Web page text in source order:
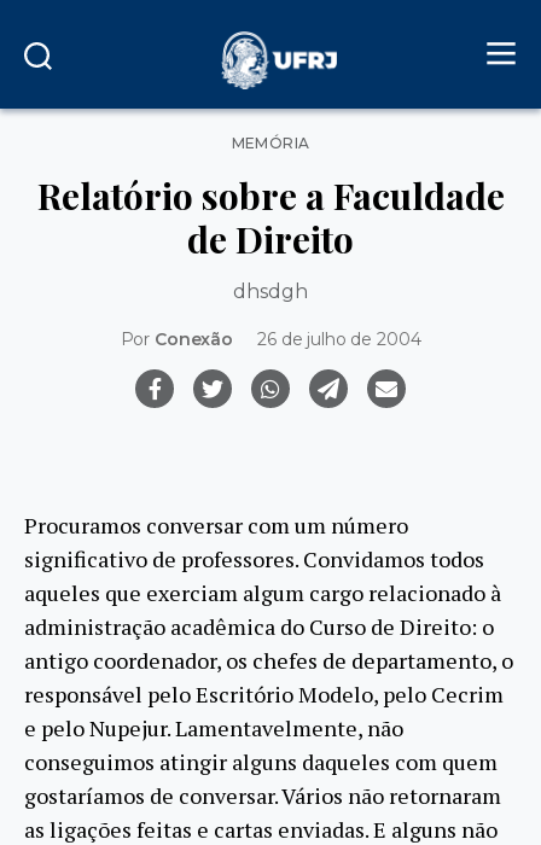
Categorias
MEMÓRIA
Relatório sobre a Faculdade
de Direito
dhsdgh
Por Conexão 26 de julho de 2004
Procuramos conversar com um número
significativo de professores. Convidamos todos
aqueles que exerciam algum cargo relacionado à
administração acadêmica do Curso de Direito: o
antigo coordenador, os chefes de departamento, o
responsável pelo Escritório Modelo, pelo Cecrim
e pelo Nupejur. Lamentavelmente, não
conseguimos atingir alguns daqueles com quem
gostaríamos de conversar. Vários não retornaram
as ligações feitas e cartas enviadas. E alguns não